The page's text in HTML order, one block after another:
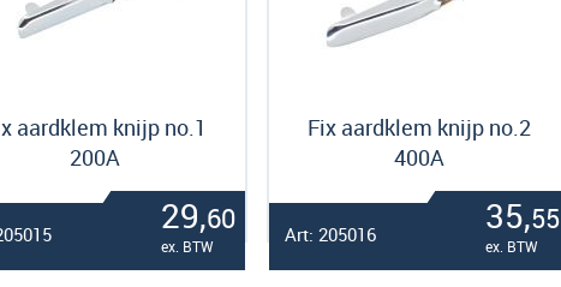
aardklem knijp no.1
200A
29,60
ex. BTW
Fix aardklem knijp no.2
400A
35,55
ex. BTW
Art: 205016